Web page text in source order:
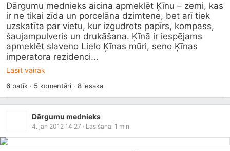
Dārgumu mednieks aicina apmeklēt Ķīnu – zemi, kas
ir ne tikai zīda un porcelāna dzimtene, bet arī tiek
uzskatīta par vietu, kur izgudrots papīrs, kompass,
šaujampulveris un drukāšana. Ķīnā ir iespējams
apmeklēt slaveno Lielo Ķīnas mūri, seno Ķīnas
imperatora rezidenci...
Lasīt vairāk
6patīk · 5komentāri · 8iesaka
Dārgumu mednieks
4. jan 2012 14:27 · Lasīšanai 1 min